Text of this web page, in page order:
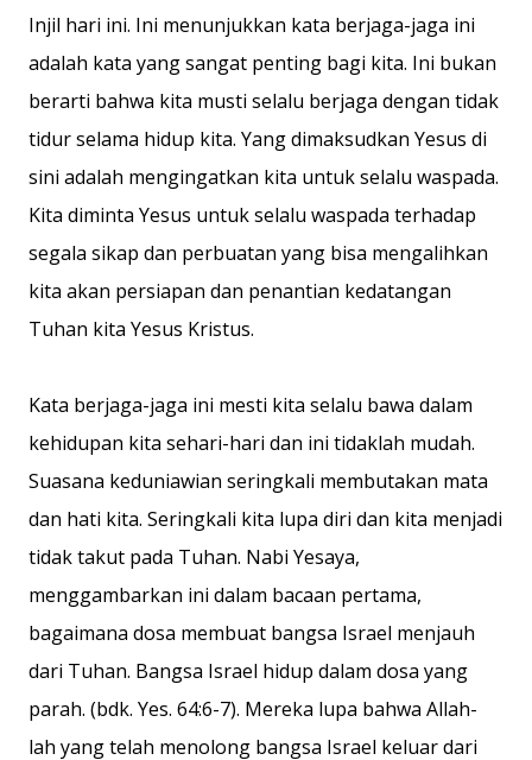
Injil hari ini. Ini menunjukkan kata berjaga-jaga ini
adalah kata yang sangat penting bagi kita. Ini bukan
berarti bahwa kita musti selalu berjaga dengan tidak
tidur selama hidup kita. Yang dimaksudkan Yesus di
sini adalah mengingatkan kita untuk selalu waspada.
Kita diminta Yesus untuk selalu waspada terhadap
segala sikap dan perbuatan yang bisa mengalihkan
kita akan persiapan dan penantian kedatangan
Tuhan kita Yesus Kristus.
Kata berjaga-jaga ini mesti kita selalu bawa dalam
kehidupan kita sehari-hari dan ini tidaklah mudah.
Suasana keduniawian seringkali membutakan mata
dan hati kita. Seringkali kita lupa diri dan kita menjadi
tidak takut pada Tuhan. Nabi Yesaya,
menggambarkan ini dalam bacaan pertama,
bagaimana dosa membuat bangsa Israel menjauh
dari Tuhan. Bangsa Israel hidup dalam dosa yang
parah. (bdk. Yes. 64:6-7). Mereka lupa bahwa Allah-
lah yang telah menolong bangsa Israel keluar dari